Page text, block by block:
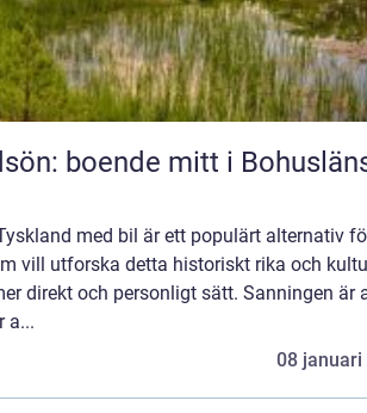
boende mitt i
med bil är ett populärt alternativ
vill utforska detta historiskt rika och
direkt och personligt sätt. Sanningen är
a...
08 januari